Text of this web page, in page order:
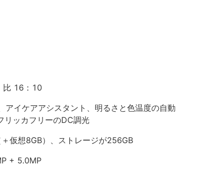
比 16：10
アイケアアシスタント、明るさと色温度の自動
リッカフリーのDC調光
仮想8GB）、ストレージが256GB
+ 5.0MP